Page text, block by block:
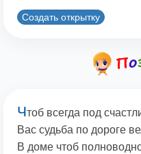
Создать открытку
Чтоб всегда под
Вас судьба по дороге
В доме чтоб